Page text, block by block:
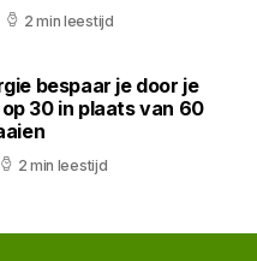
2 min leestijd
bespaar je door je
30 in plaats van 60
2 min leestijd